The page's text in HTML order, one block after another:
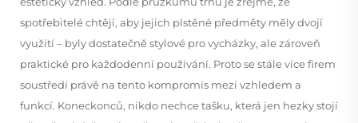
spotřebitelé chtějí, aby jejich plstěné předměty měly dvojí
využití – byly dostatečně stylové pro vycházky, ale zároveň
praktické pro každodenní používání. Proto se stále více firem
soustředí právě na tento kompromis mezi vzhledem a
funkcí. Koneckonců, nikdo nechce tašku, která jen hezky stojí